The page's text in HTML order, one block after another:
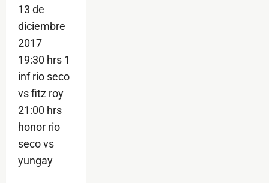
13 de
diciembre
2017
19:30 hrs 1
inf rio seco
vs fitz roy
21:00 hrs
honor rio
seco vs
yungay